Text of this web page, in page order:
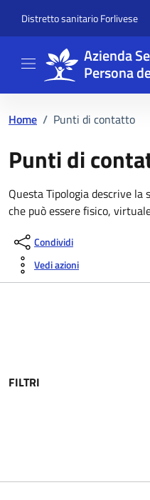
Distretto sanitario Forlivese
Azienda
Persona
Home / Punti di contatto
Punti di
Questa Tipologia descrive
che può essere fisico,
Condividi
Vedi azioni
FILTRI